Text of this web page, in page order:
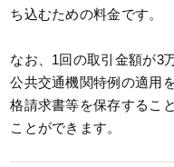
ち込むための料金です。
なお、1回の取引金額が3
公共交通機関特例の適用
格請求書等を保存するこ
ことができます。